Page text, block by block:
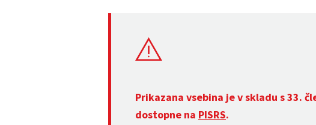
Prikazana vsebina je v skladu s 33.
dostopne na PISRS.